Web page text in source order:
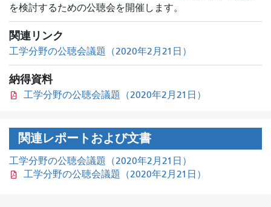
を検討するための公聴会を開催します。
関連リンク
工学分野の公聴会議題（2020年2月21日）
納得資料
工学分野の公聴会議題（2020年2月21日）
関連レポートおよび文書
工学分野の公聴会議題（2020年2月21日）
工学分野の公聴会議題（2020年2月21日）